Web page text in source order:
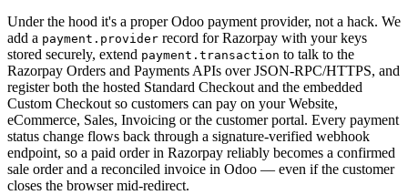
Under the hood it's a proper Odoo payment provider, not a hack. We
add a payment.provider record for Razorpay with your keys
stored securely, extend payment.transaction to talk to the
Razorpay Orders and Payments APIs over JSON-RPC/HTTPS, and
register both the hosted Standard Checkout and the embedded
Custom Checkout so customers can pay on your Website,
eCommerce, Sales, Invoicing or the customer portal. Every payment
status change flows back through a signature-verified webhook
endpoint, so a paid order in Razorpay reliably becomes a confirmed
sale order and a reconciled invoice in Odoo — even if the customer
closes the browser mid-redirect.